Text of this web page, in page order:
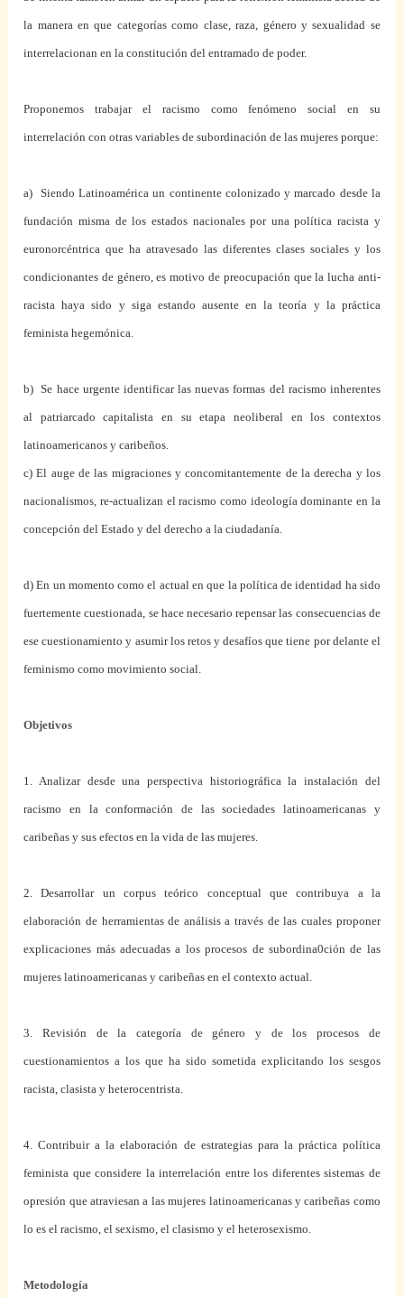
la manera en que categorías como clase, raza, género y sexualidad se
interrelacionan en la constitución del entramado de poder.
Proponemos trabajar el racismo como fenómeno social en su
interrelación con otras variables de subordinación de las mujeres porque:
a) Siendo Latinoamérica un continente colonizado y marcado desde la
fundación misma de los estados nacionales por una política racista y
euronorcéntrica que ha atravesado las diferentes clases sociales y los
condicionantes de género, es motivo de preocupación que la lucha anti-
racista haya sido y siga estando ausente en la teoría y la práctica
feminista hegemónica.
b) Se hace urgente identificar las nuevas formas del racismo inherentes
al patriarcado capitalista en su etapa neoliberal en los contextos
latinoamericanos y caribeños.
c) El auge de las migraciones y concomitantemente de la derecha y los
nacionalismos, re-actualizan el racismo como ideología dominante en la
concepción del Estado y del derecho a la ciudadanía.
d) En un momento como el actual en que la política de identidad ha sido
fuertemente cuestionada, se hace necesario repensar las consecuencias de
ese cuestionamiento y asumir los retos y desafíos que tiene por delante el
feminismo como movimiento social.
Objetivos
1. Analizar desde una perspectiva historiográfica la instalación del
racismo en la conformación de las sociedades latinoamericanas y
caribeñas y sus efectos en la vida de las mujeres.
2. Desarrollar un corpus teórico conceptual que contribuya a la
elaboración de herramientas de análisis a través de las cuales proponer
explicaciones más adecuadas a los procesos de subordina0ción de las
mujeres latinoamericanas y caribeñas en el contexto actual.
3. Revisión de la categoría de género y de los procesos de
cuestionamientos a los que ha sido sometida explicitando los sesgos
racista, clasista y heterocentrista.
4. Contribuir a la elaboración de estrategias para la práctica política
feminista que considere la interrelación entre los diferentes sistemas de
opresión que atraviesan a las mujeres latinoamericanas y caribeñas como
lo es el racismo, el sexismo, el clasismo y el heterosexismo.
Metodología